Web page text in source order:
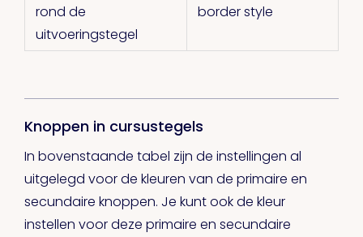
rond de
uitvoeringstegel
border style
Knoppen in cursustegels
In bovenstaande tabel zijn de instellingen al
uitgelegd voor de kleuren van de primaire en
secundaire knoppen. Je kunt ook de kleur
instellen voor deze primaire en secundaire